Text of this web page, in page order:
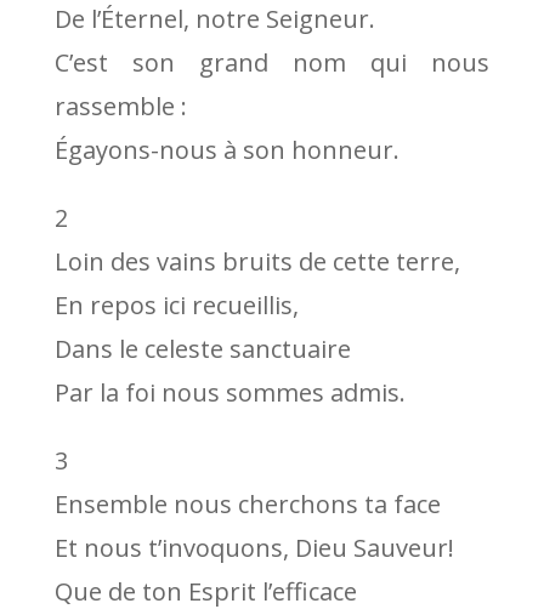
De l’Éternel, notre Seigneur.
C’est son grand nom qui nous
rassemble :
Égayons-nous à son honneur.
2
Loin des vains bruits de cette terre,
En repos ici recueillis,
Dans le celeste sanctuaire
Par la foi nous sommes admis.
3
Ensemble nous cherchons ta face
Et nous t’invoquons, Dieu Sauveur!
Que de ton Esprit l’efficace